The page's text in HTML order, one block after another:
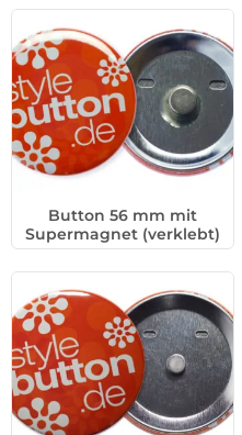
Button 56 mm mit
Supermagnet (verklebt)